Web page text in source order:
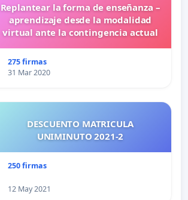
Replantear la forma de enseñanza –
aprendizaje desde la modalidad
virtual ante la contingencia actual
275 firmas
31 Mar 2020
DESCUENTO MATRICULA
UNIMINUTO 2021-2
250 firmas
12 May 2021